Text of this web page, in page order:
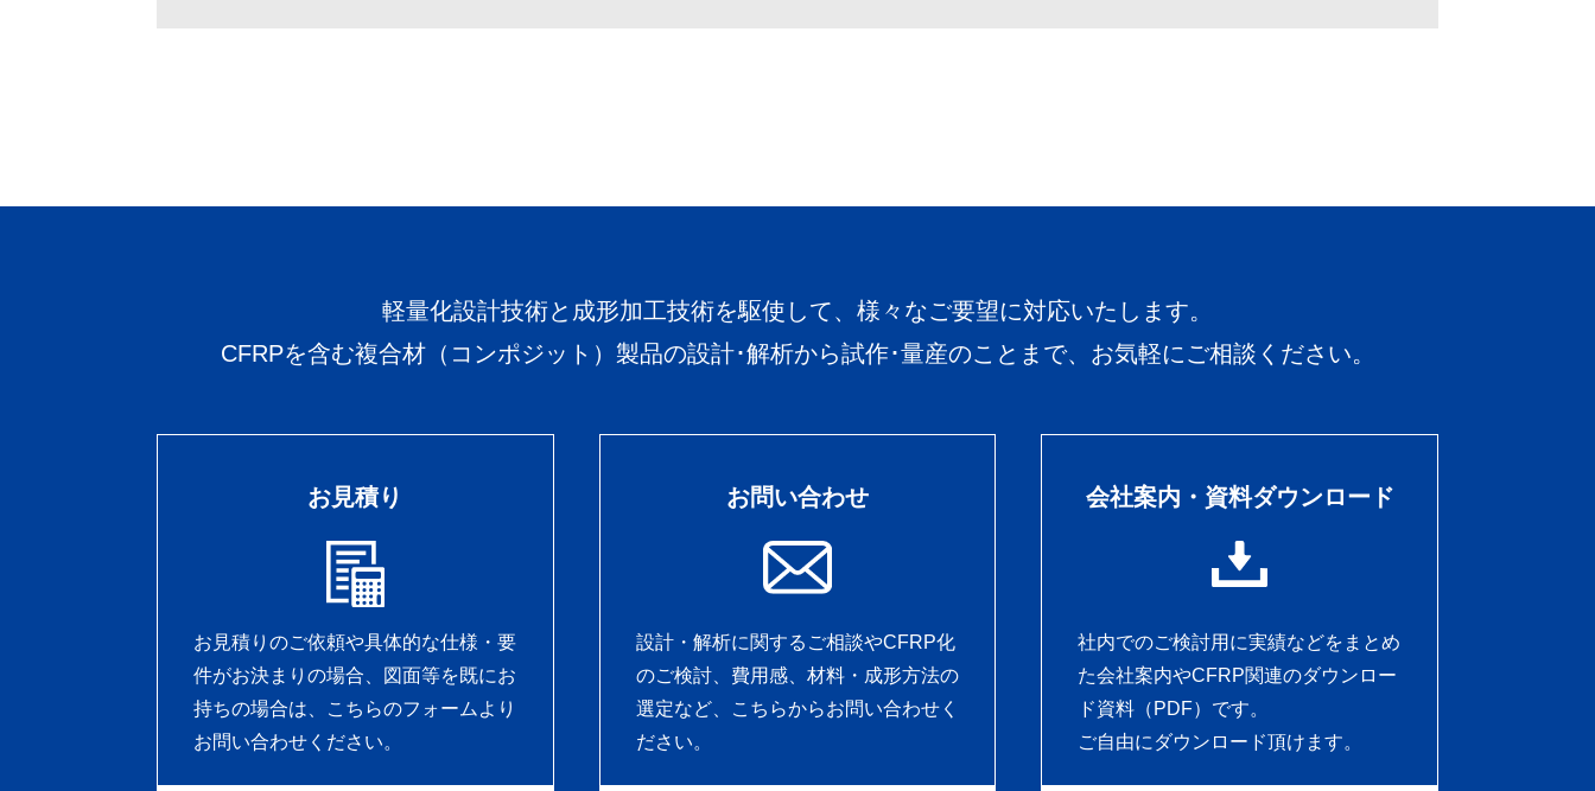
軽量化設計技術と成形加工技術を駆使して、様々なご要望に対応いたします。
CFRPを含む複合材（コンポジット）製品の設計･解析から試作･量産のことまで、お気軽にご相談ください。
お見積り
お見積りのご依頼や具体的な仕様・要
件がお決まりの場合、図面等を既にお
持ちの場合は、こちらのフォームより
お問い合わせください。
お問い合わせ
設計・解析に関するご相談やCFRP化
のご検討、費用感、材料・成形方法の
選定など、こちらからお問い合わせく
ださい。
会社案内・資料ダウンロード
社内でのご検討用に実績などをまとめ
た会社案内やCFRP関連のダウンロー
ド資料（PDF）です。
ご自由にダウンロード頂けます。